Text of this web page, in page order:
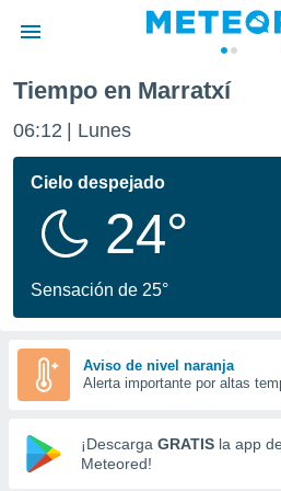
de
ha sido
calidad.
a este
las
y
forma
digital
basada
Tiempo en Marratxí
06:12 Lunes
Cielo despejado
24°
Sensación de 25°
Aviso de nivel naranja
Alerta importante por altas
¡Descarga GRATIS la app
Meteored!